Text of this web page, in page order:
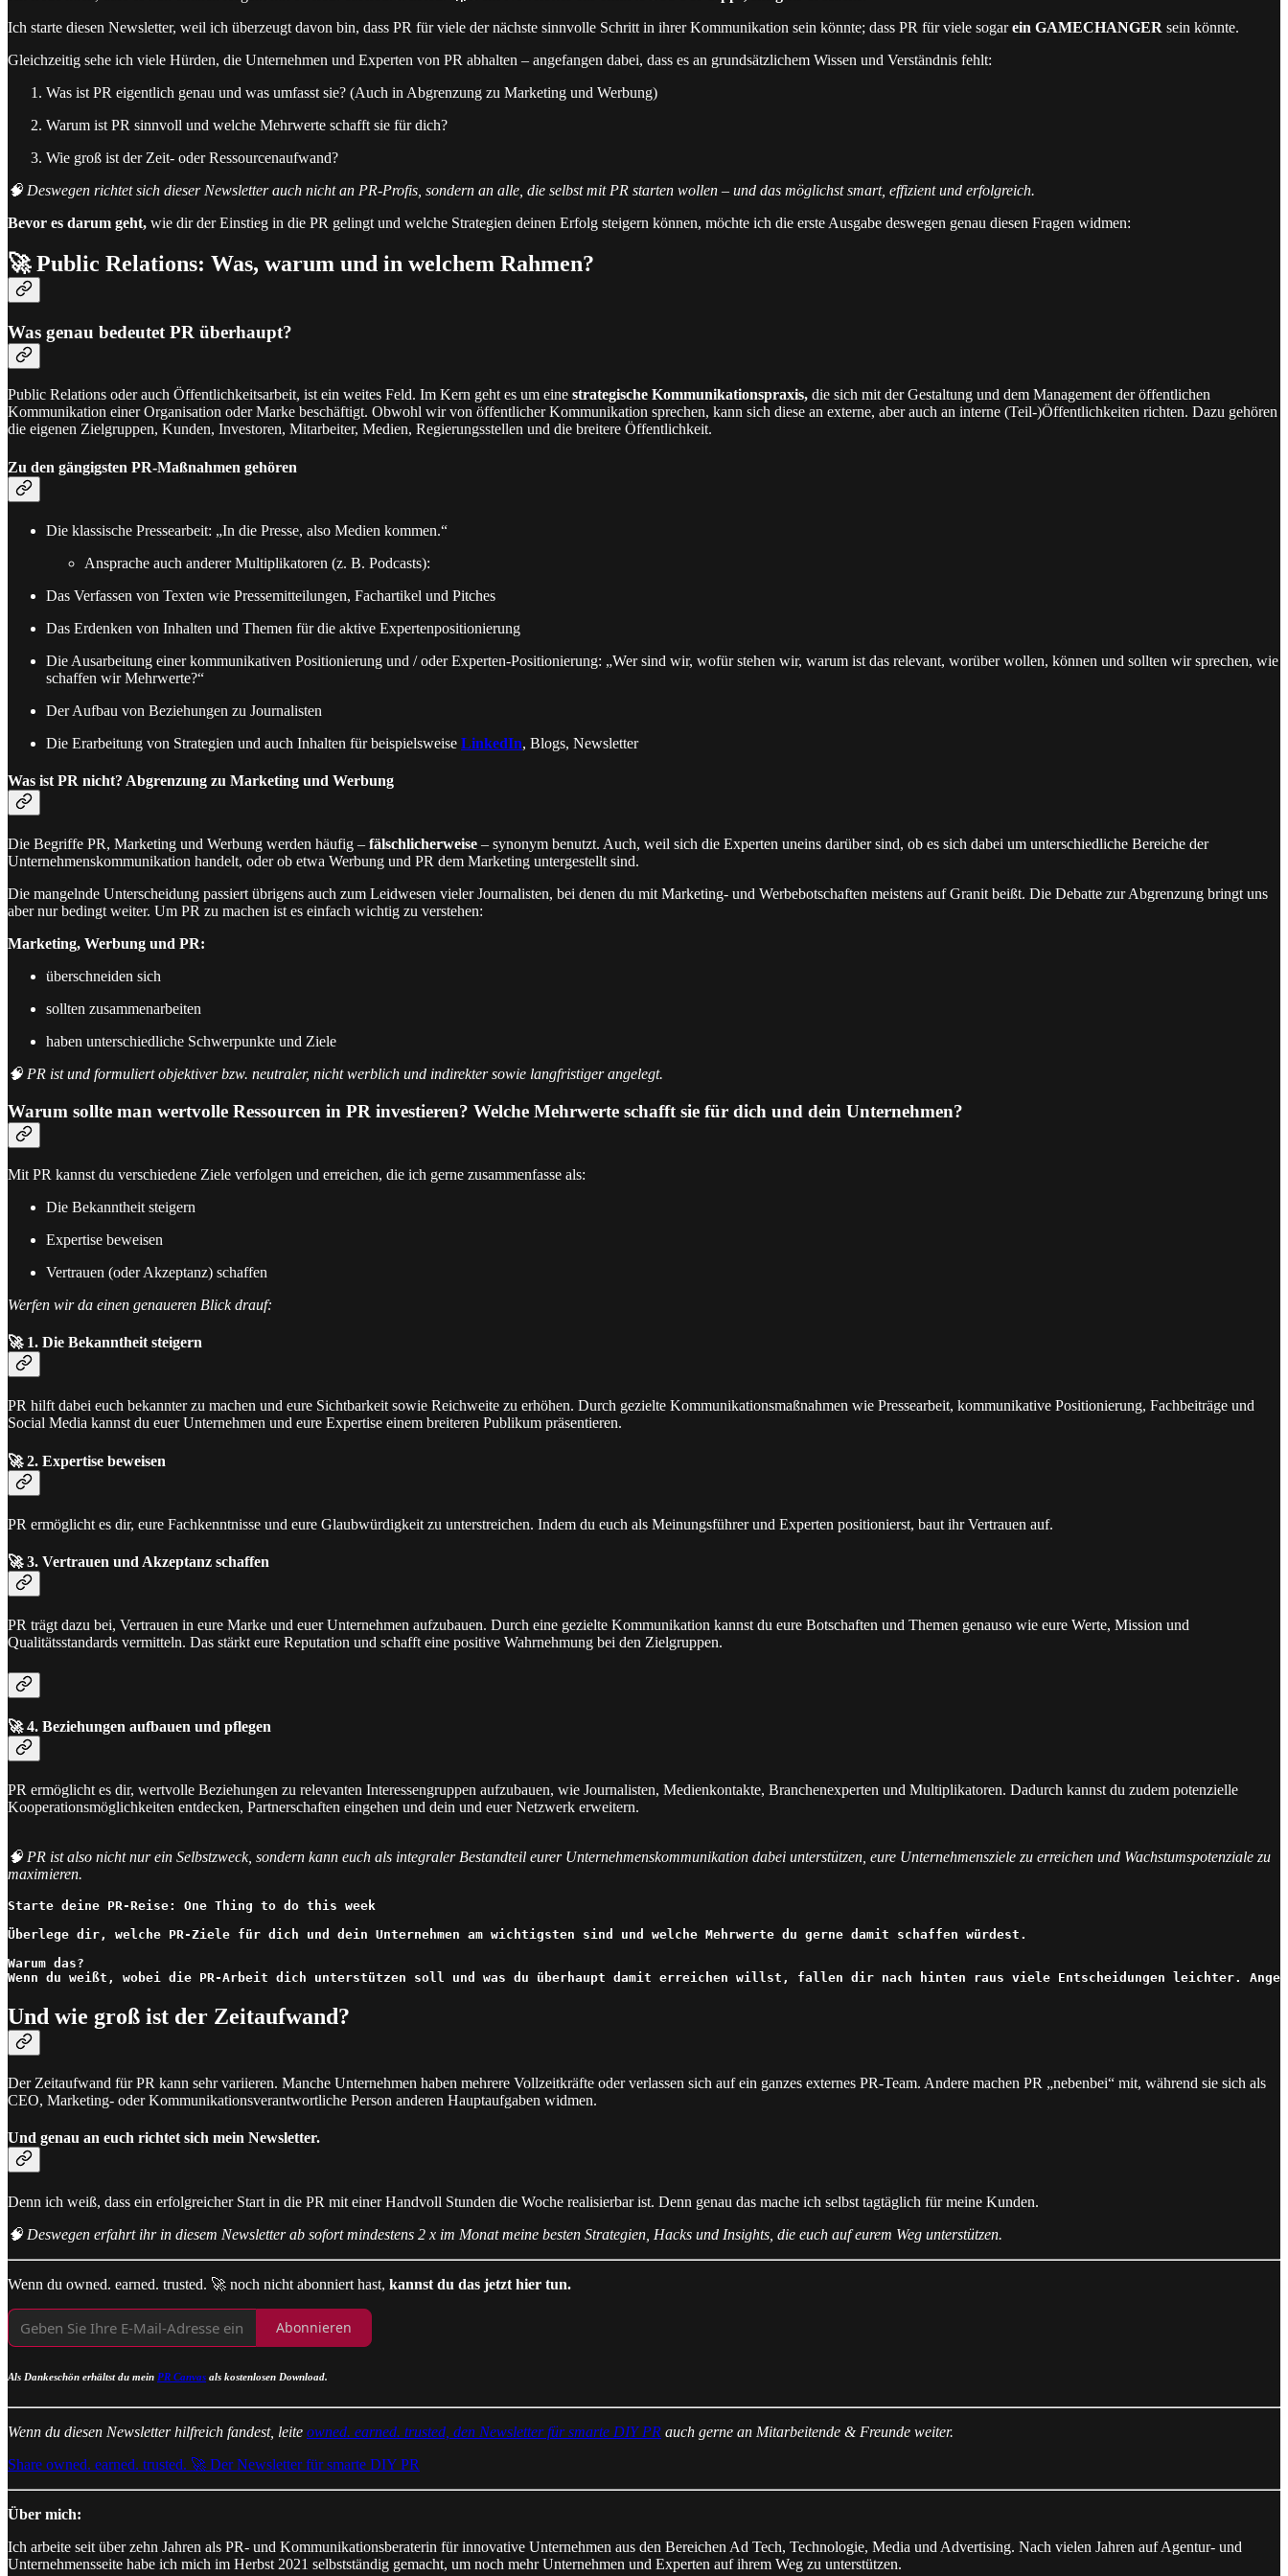
Ich starte diesen Newsletter, weil ich überzeugt davon bin, dass PR für viele der nächste sinnvolle Schritt in ihrer Kommunikation sein könnte; dass PR für viele sogarein GAMECHANGER sein könnte.
Gleichzeitig sehe ich viele Hürden, die Unternehmen und Experten von PR abhalten – angefangen dabei, dass es an grundsätzlichem Wissen und Verständnis fehlt:
Was ist PR eigentlich genau und was umfasst sie? (Auch in Abgrenzung zu Marketing und Werbung)
Warum ist PR sinnvoll und welche Mehrwerte schafft sie für dich?
Wie groß ist der Zeit- oder Ressourcenaufwand?
🧠 Deswegen richtet sich dieser Newsletter auch nicht an PR-Profis, sondern an alle, die selbst mit PR starten wollen – und das möglichst smart, effizient und erfolgreich.
Bevor es darum geht, wie dir der Einstieg in die PR gelingt und welche Strategien deinen Erfolg steigern können, möchte ich die erste Ausgabe deswegen genau diesen Fragen widmen:
🚀 Public Relations: Was, warum und in welchem Rahmen?
Was genau bedeutet PR überhaupt?
Public Relations oder auch Öffentlichkeitsarbeit, ist ein weites Feld. Im Kern geht es um eine strategische Kommunikationspraxis, die sich mit der Gestaltung und dem Management der öffentlichen
Kommunikation einer Organisation oder Marke beschäftigt. Obwohl wir von öffentlicher Kommunikation sprechen, kann sich diese an externe, aber auch an interne (Teil-)Öffentlichkeiten richten. Dazu gehören
die eigenen Zielgruppen, Kunden, Investoren, Mitarbeiter, Medien, Regierungsstellen und die breitere Öffentlichkeit.
Zu den gängigsten PR-Maßnahmen gehören
Die klassische Pressearbeit: „In die Presse, also Medien kommen.“
Ansprache auch anderer Multiplikatoren (z. B. Podcasts):
Das Verfassen von Texten wie Pressemitteilungen, Fachartikel und Pitches
Das Erdenken von Inhalten und Themen für die aktive Expertenpositionierung
Die Ausarbeitung einer kommunikativen Positionierung und / oder Experten-Positionierung: „Wer sind wir, wofür stehen wir, warum ist das relevant, worüber wollen, können und sollten wir sprechen, wie
schaffen wir Mehrwerte?“
Der Aufbau von Beziehungen zu Journalisten
Die Erarbeitung von Strategien und auch Inhalten für beispielsweise LinkedIn, Blogs, Newsletter
Was ist PR nicht? Abgrenzung zu Marketing und Werbung
Die Begriffe PR, Marketing und Werbung werden häufig – fälschlicherweise – synonym benutzt. Auch, weil sich die Experten uneins darüber sind, ob es sich dabei um unterschiedliche Bereiche der
Unternehmenskommunikation handelt, oder ob etwa Werbung und PR dem Marketing untergestellt sind.
Die mangelnde Unterscheidung passiert übrigens auch zum Leidwesen vieler Journalisten, bei denen du mit Marketing- und Werbebotschaften meistens auf Granit beißt. Die Debatte zur Abgrenzung bringt uns
aber nur bedingt weiter. Um PR zu machen ist es einfach wichtig zu verstehen:
Marketing, Werbung und PR:
überschneiden sich
sollten zusammenarbeiten
haben unterschiedliche Schwerpunkte und Ziele
🧠 PR ist und formuliert objektiver bzw. neutraler, nicht werblich und indirekter sowie langfristiger angelegt.
Warum sollte man wertvolle Ressourcen in PR investieren? Welche Mehrwerte schafft sie für dich und dein Unternehmen?
Mit PR kannst du verschiedene Ziele verfolgen und erreichen, die ich gerne zusammenfasse als:
Die Bekanntheit steigern
Expertise beweisen
Vertrauen (oder Akzeptanz) schaffen
Werfen wir da einen genaueren Blick drauf:
🚀 1. Die Bekanntheit steigern
PR hilft dabei euch bekannter zu machen und eure Sichtbarkeit sowie Reichweite zu erhöhen. Durch gezielte Kommunikationsmaßnahmen wie Pressearbeit, kommunikative Positionierung, Fachbeiträge und
Social Media kannst du euer Unternehmen und eure Expertise einem breiteren Publikum präsentieren.
🚀 2. Expertise beweisen
PR ermöglicht es dir, eure Fachkenntnisse und eure Glaubwürdigkeit zu unterstreichen. Indem du euch als Meinungsführer und Experten positionierst, baut ihr Vertrauen auf.
🚀3. Vertrauen und Akzeptanz schaffen
PR trägt dazu bei, Vertrauen in eure Marke und euer Unternehmen aufzubauen. Durch eine gezielte Kommunikation kannst du eure Botschaften und Themen genauso wie eure Werte, Mission und
Qualitätsstandards vermitteln. Das stärkt eure Reputation und schafft eine positive Wahrnehmung bei den Zielgruppen.
🚀 4. Beziehungen aufbauen und pflegen
PR ermöglicht es dir, wertvolle Beziehungen zu relevanten Interessengruppen aufzubauen, wie Journalisten, Medienkontakte, Branchenexperten und Multiplikatoren. Dadurch kannst du zudem potenzielle
Kooperationsmöglichkeiten entdecken, Partnerschaften eingehen und dein und euer Netzwerk erweitern.
🧠 PR ist also nicht nur ein Selbstzweck, sondern kann euch als integraler Bestandteil eurer Unternehmenskommunikation dabei unterstützen, eure Unternehmensziele zu erreichen und Wachstumspotenziale zu
maximieren.
Starte deine PR-Reise: One Thing to do this week
Überlege dir, welche PR-Ziele für dich und dein Unternehmen am wichtigsten sind und welche Mehrwerte du gerne damit schaffen würdest.
Warum das?
Wenn du weißt, wobei die PR-Arbeit dich unterstützen soll und was du überhaupt damit erreichen willst, fallen dir nach hinten raus viele Entscheidungen leichter.
Und wie groß ist der Zeitaufwand?
Der Zeitaufwand für PR kann sehr variieren. Manche Unternehmen haben mehrere Vollzeitkräfte oder verlassen sich auf ein ganzes externes PR-Team. Andere machen PR „nebenbei“ mit, während sie sich als
CEO, Marketing- oder Kommunikationsverantwortliche Person anderen Hauptaufgaben widmen.
Und genau an euch richtet sich mein Newsletter.
Denn ich weiß, dass ein erfolgreicher Start in die PR mit einer Handvoll Stunden die Woche realisierbar ist. Denn genau das mache ich selbst tagtäglich für meine Kunden.
🧠 Deswegen erfahrt ihr in diesem Newsletter ab sofort mindestens 2 x im Monat meine besten Strategien, Hacks und Insights, die euch auf eurem Weg unterstützen.
Wenn du owned. earned. trusted. 🚀 noch nicht abonniert hast, kannst du das jetzt hier tun.
Abonnieren
Als Dankeschön erhältst du mein PR Canvas als kostenlosen Download.
Wenn du diesen Newsletter hilfreich fandest, leite owned. earned. trusted, den Newsletter für smarte DIY PR auch gerne an Mitarbeitende & Freunde weiter.
Share owned. earned. trusted. 🚀 Der Newsletter für smarte DIY PR
Über mich:
Ich arbeite seit über zehn Jahren als PR- und Kommunikationsberaterin für innovative Unternehmen aus den Bereichen Ad Tech, Technologie, Media und Advertising. Nach vielen Jahren auf Agentur- und
Unternehmensseite habe ich mich im Herbst 2021 selbstständig gemacht, um noch mehr Unternehmen und Experten auf ihrem Weg zu unterstützen.